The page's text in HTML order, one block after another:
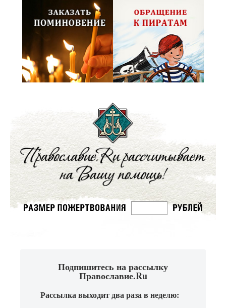
Подпишитесь на рассылку
Православие.Ru
Рассылка выходит два раза в неделю: